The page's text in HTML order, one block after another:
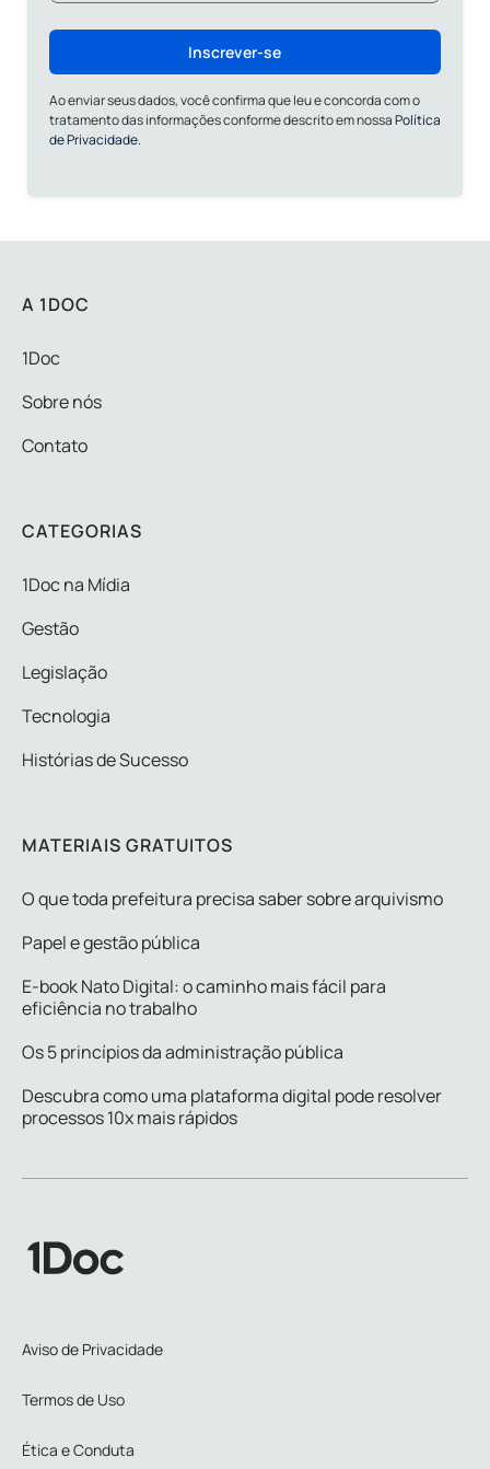
Inscrever-se
Ao enviar seus dados, você confirma que leu e concorda com o
tratamento das informações conforme descrito em nossaPolítica
de Privacidade.
A 1DOC
1Doc
Sobre nós
Contato
CATEGORIAS
1Doc na Mídia
Gestão
Legislação
Tecnologia
Histórias de Sucesso
MATERIAIS GRATUITOS
O que toda prefeitura precisa saber sobre arquivismo
Papel e gestão pública
E-book Nato Digital: o caminho mais fácil para
eficiência no trabalho
Os 5 princípios da administração pública
Descubra como uma plataforma digital pode resolver
processos 10x mais rápidos
Aviso de Privacidade
Termos de Uso
Ética e Conduta